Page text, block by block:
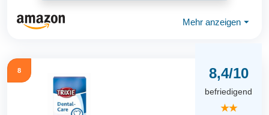
Mehr anzeigen ⏷
8 8,4/10
befriedigend
★★